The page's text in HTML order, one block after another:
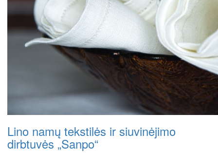
Lino namų tekstilės ir siuvinėjimo
dirbtuvės „Sanpo“